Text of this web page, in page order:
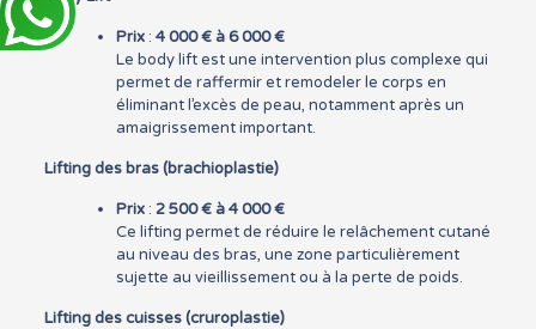
Prix: 4 000 € à 6 000 €
Le body lift est une intervention plus complexe qui
permet de raffermir et remodeler le corps en
éliminant l’excès de peau, notamment après un
amaigrissement important.
Lifting des bras (brachioplastie)
Prix: 2 500 € à 4 000 €
Ce lifting permet de réduire le relâchement cutané
au niveau des bras, une zone particulièrement
sujette au vieillissement ou à la perte de poids.
Lifting des cuisses (cruroplastie)